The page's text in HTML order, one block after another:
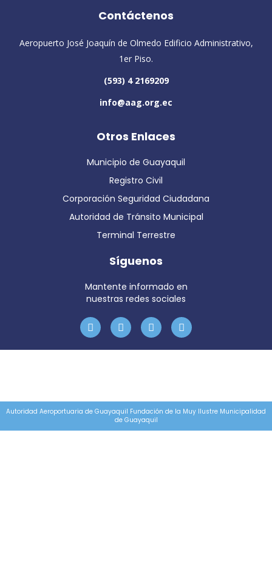
Contáctenos
Aeropuerto José Joaquín de Olmedo Edificio Administrativo,
1er Piso.
(593) 4 2169209
info@aag.org.ec
Otros Enlaces
Municipio de Guayaquil
Registro Civil
Corporación Seguridad Ciudadana
Autoridad de Tránsito Municipal
Terminal Terrestre
Síguenos
Mantente informado en
nuestras redes sociales
Autoridad Aeroportuaria de Guayaquil Fundación de la Muy Ilustre Municipalidad
de Guayaquil